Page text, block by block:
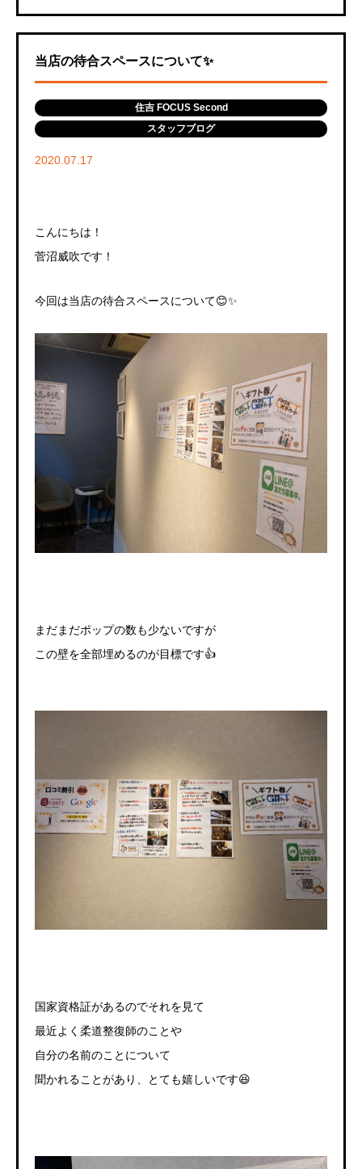
当店の待合スペースについて✨
住吉 FOCUS Second
スタッフブログ
2020.07.17
こんにちは！
菅沼威吹です！
今回は当店の待合スペースについて😊✨
まだまだポップの数も少ないですが
この壁を全部埋めるのが目標です👍
国家資格証があるのでそれを見て
最近よく柔道整復師のことや
自分の名前のことについて
聞かれることがあり、とても嬉しいです😆